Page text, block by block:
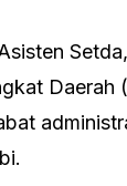
Daerah